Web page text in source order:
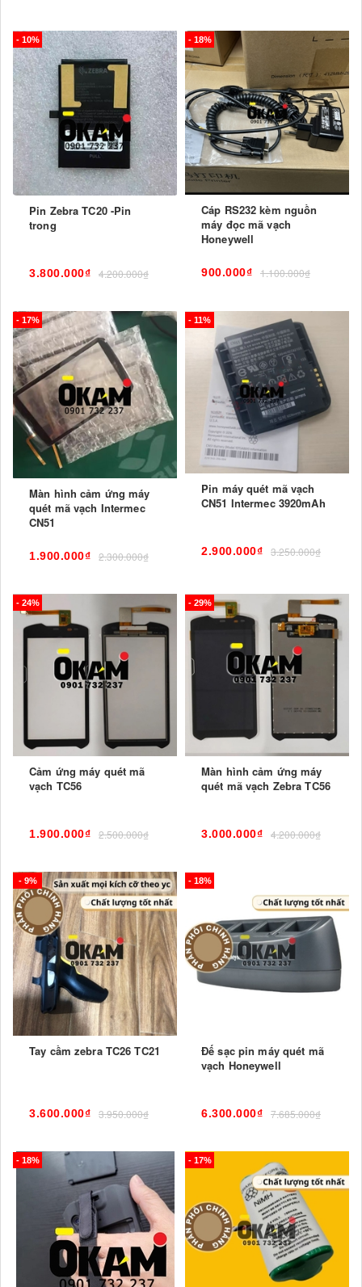
- 10%
Pin Zebra TC20 -Pin
trong
3.800.000₫ 4.200.000₫
- 18%
Cáp RS232 kèm nguồn
máy đọc mã vạch
Honeywell
900.000₫ 1.100.000₫
- 17%
Màn hình cảm ứng máy
quét mã vạch Intermec
CN51
1.900.000₫ 2.300.000₫
- 11%
Pin máy quét mã vạch
CN51 Intermec 3920mAh
2.900.000₫ 3.250.000₫
- 24%
Cảm ứng máy quét mã
vạch TC56
1.900.000₫ 2.500.000₫
- 29%
Màn hình cảm ứng máy
quét mã vạch Zebra TC56
3.000.000₫ 4.200.000₫
- 9%
Tay cầm zebra TC26 TC21
3.600.000₫ 3.950.000₫
- 18%
Đế sạc pin máy quét mã
vạch Honeywell
6.300.000₫ 7.685.000₫
- 18% - 17%